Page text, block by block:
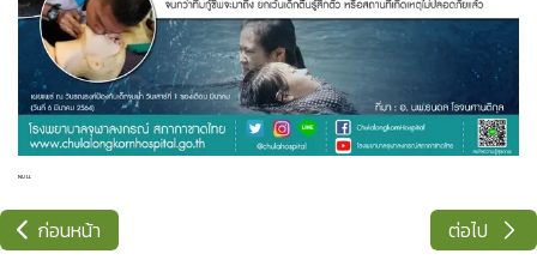
NULL
ก่อนหน้า ต่อไป